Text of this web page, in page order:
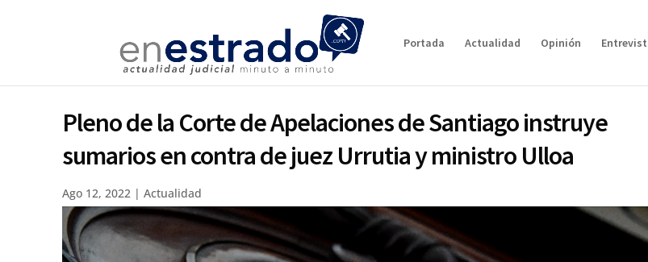
Portada Actualidad Opinión
Pleno de la Corte de Apelaciones de Santiago instruye
sumarios en contra de juez Urrutia y ministro Ulloa
Ago 12, 2022 |Actualidad